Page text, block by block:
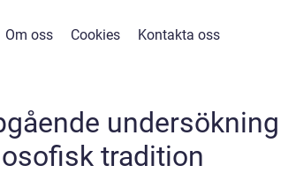
Om oss Cookies Kontakta oss
undersökning
tradition